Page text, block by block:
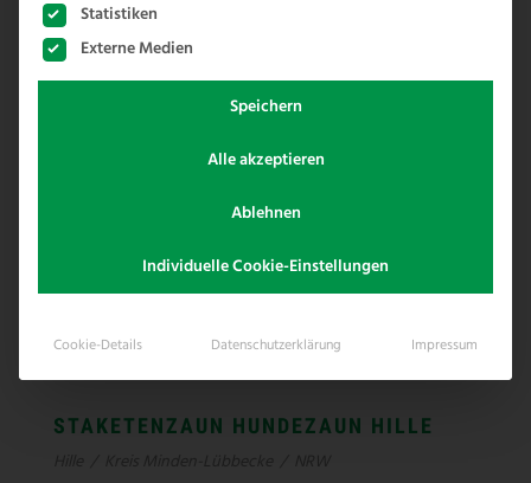
STAKETENZAUN HUNDEZAUN HILLE
Statistiken
Externe Medien
Speichern
Alle akzeptieren
Ablehnen
Individuelle Cookie-Einstellungen
Cookie-Details Datenschutzerklärung Impressum